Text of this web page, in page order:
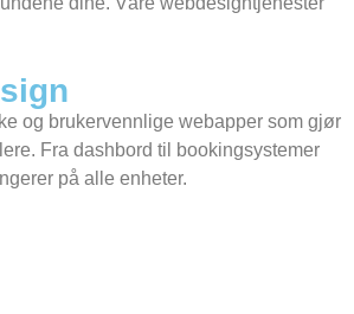
og brukervennlige webapper som gjør
Fra dashbord til bookingsystemer
på alle enheter.